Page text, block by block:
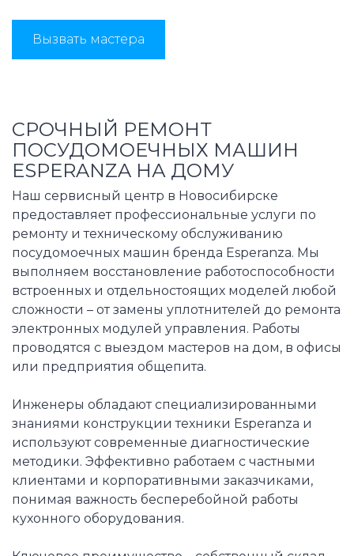
Вызвать мастера
СРОЧНЫЙ РЕМОНТ
ПОСУДОМОЕЧНЫХ МАШИН
ESPERANZA НА ДОМУ
Наш сервисный центр в Новосибирске
предоставляет профессиональные услуги по
ремонту и техническому обслуживанию
посудомоечных машин бренда Esperanza. Мы
выполняем восстановление работоспособности
встроенных и отдельностоящих моделей любой
сложности – от замены уплотнителей до ремонта
электронных модулей управления. Работы
проводятся с выездом мастеров на дом, в офисы
или предприятия общепита.
Инженеры обладают специализированными
знаниями конструкции техники Esperanza и
используют современные диагностические
методики. Эффективно работаем с частными
клиентами и корпоративными заказчиками,
понимая важность бесперебойной работы
кухонного оборудования.